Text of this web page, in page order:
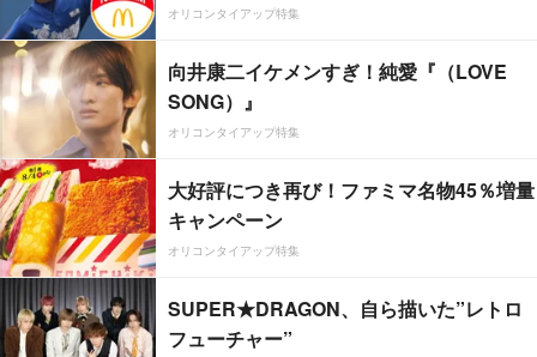
オリコンタイアップ特集
向井康二イケメンすぎ！純愛『（LOVE
SONG）』
オリコンタイアップ特集
大好評につき再び！ファミマ名物45％増量
キャンペーン
オリコンタイアップ特集
SUPER★DRAGON、自ら描いた”レトロ
フューチャー”